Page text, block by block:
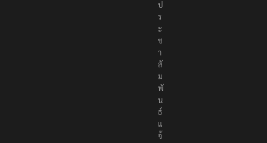
า
ว
ป
ร
ะ
ช
า
สั
ม
พั
น
ธ์